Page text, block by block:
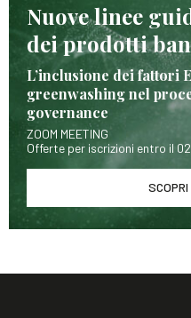
Nuove linee
dei prodotti
L’inclusione dei fattori
greenwashing nel
governance
ZOOM MEETING
Offerte per iscrizioni entro il